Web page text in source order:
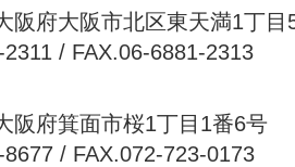
阪府大阪市北区東天満1丁目
/ FAX.06-6881-2313
阪府箕面市桜1丁目1番6号
/ FAX.072-723-0173